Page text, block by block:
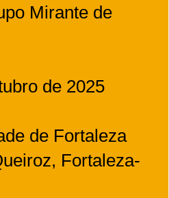
Mirante de
de 2025
de Fortaleza
Fortaleza-